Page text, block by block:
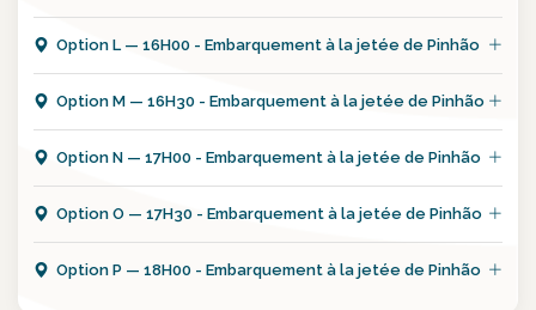
OptionL —16H00 - Embarquement à la jetée de Pinhão
OptionM —16H30 - Embarquement à la jetée de Pinhão
OptionN —17H00 - Embarquement à la jetée de Pinhão
OptionO —17H30 - Embarquement à la jetée de Pinhão
OptionP —18H00 - Embarquement à la jetée de Pinhão